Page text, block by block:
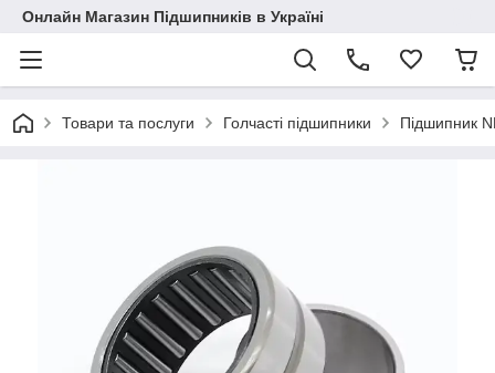
Онлайн Магазин Підшипників в Україні
Товари та послуги Голчасті підшипники Підшипник